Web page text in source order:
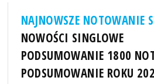
NAJNOWSZE NOTOWANIE
NOWOŚCI SINGLOWE
PODSUMOWANIE 1800
PODSUMOWANIE ROKU